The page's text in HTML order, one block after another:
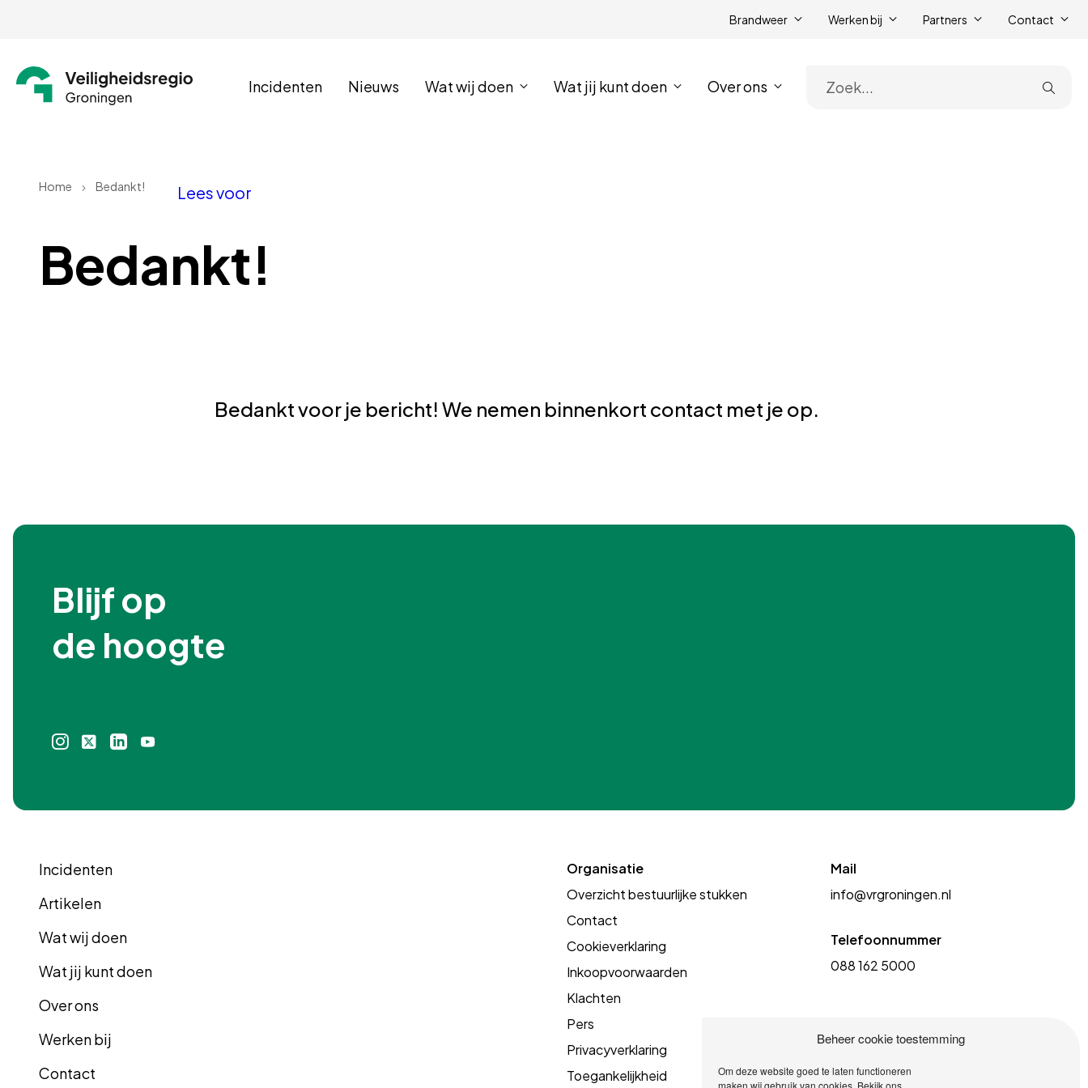
Beheer cookie toestemming
Om deze website goed te laten functioneren
maken wij gebruik van cookies. Bekijk ons
Incidenten Nieuws Wat wij doen Wat jij kunt doen Over ons
Brandweer Werken bij Partners Contact
Home Bedankt! Lees voor
Bedankt!
Bedankt voor je bericht! We nemen binnenkort contact met je op.
Blijf op
de hoogte
InstagramLinkedin
Incidenten
Artikelen
Wat wij doen
Wat jij kunt doen
Over ons
Werken bij
Contact
Organisatie
Overzicht bestuurlijke stukken
Contact
Cookieverklaring
Inkoopvoorwaarden
Klachten
Pers
Privacyverklaring
Toegankelijkheid
Mail
info@vrgroningen.nl
Telefoonnummer
088 162 5000